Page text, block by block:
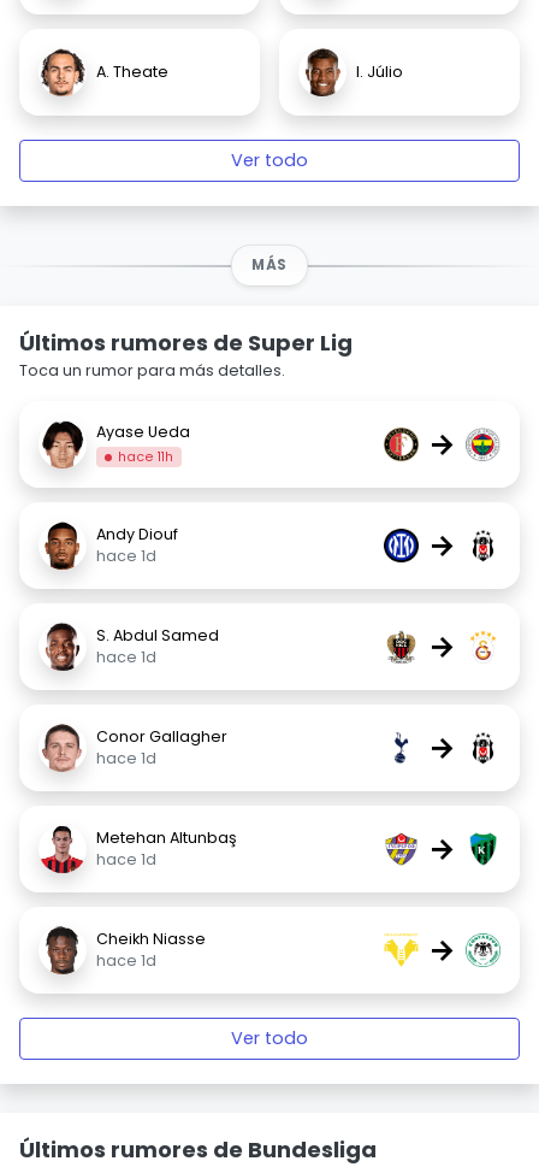
A. Theate I. Júlio
Ver todo
MÁS
Últimos rumores de Super Lig
Toca un rumor para más detalles.
Ayase Ueda
hace 11h →
Andy Diouf
hace 1d
→
S. Abdul Samed
hace 1d
→
Conor Gallagher
hace 1d
→
Metehan Altunbaş
hace 1d
→
Cheikh Niasse
hace 1d
→
Ver todo
Últimos rumores de Bundesliga